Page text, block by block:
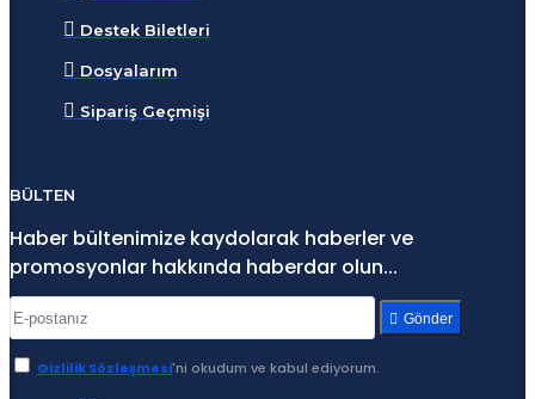
Destek Biletleri
Dosyalarım
Sipariş Geçmişi
BÜLTEN
Haber bültenimize kaydolarak haberler ve
promosyonlar hakkında haberdar olun...
Gönder
Gizlilik Sözleşmesi'ni okudum ve kabul ediyorum.